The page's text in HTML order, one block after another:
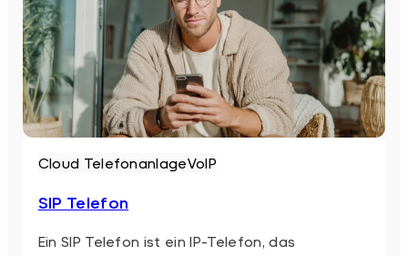
Cloud TelefonanlageVoIP
SIP Telefon
Ein SIP Telefon ist ein IP-Telefon, das